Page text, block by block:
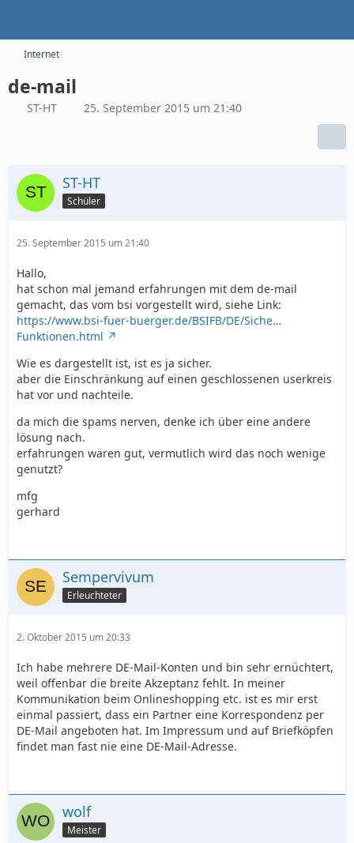
Internet
de-mail
ST-HT 25. September 2015 um 21:40
ST-HT
Schüler
25. September 2015 um 21:40
Hallo,
hat schon mal jemand erfahrungen mit dem de-mail
gemacht, das vom bsi vorgestellt wird, siehe Link:
https://www.bsi-fuer-buerger.de/BSIFB/DE/Siche…
Funktionen.html
Wie es dargestellt ist, ist es ja sicher.
aber die Einschränkung auf einen geschlossenen userkreis
hat vor und nachteile.
da mich die spams nerven, denke ich über eine andere
lösung nach.
erfahrungen wären gut, vermutlich wird das noch wenige
genutzt?
mfg
gerhard
Sempervivum
Erleuchteter
2. Oktober 2015 um 20:33
Ich habe mehrere DE-Mail-Konten und bin sehr ernüchtert,
weil offenbar die breite Akzeptanz fehlt. In meiner
Kommunikation beim Onlineshopping etc. ist es mir erst
einmal passiert, dass ein Partner eine Korrespondenz per
DE-Mail angeboten hat. Im Impressum und auf Briefköpfen
findet man fast nie eine DE-Mail-Adresse.
wolf
Meister